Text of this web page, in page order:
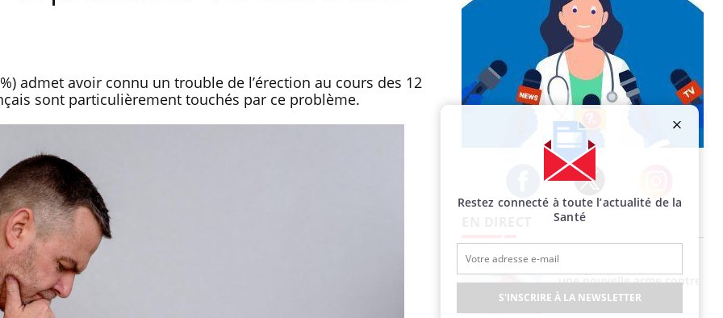
admet avoir connu un trouble de l’érection au cours des 12
sont particulièrement touchés par ce problème.
Facebook Twitter Instagram
Pourquoi manger moins
de protéines pourrait une nouvelle arme contre
les réactions sévères
Restez connecté à toute l’actualité de la
Santé
S'INSCRIRE À LA NEWSLETTER